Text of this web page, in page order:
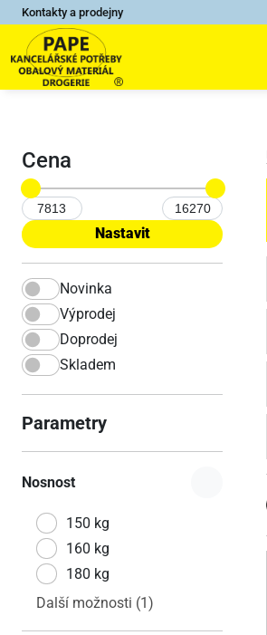
Kontakty a prodejny
Cena
Novinka
Výprodej
Doprodej
Skladem
Parametry
Nosnost
150 kg
160 kg
180 kg
Další možnosti (1)